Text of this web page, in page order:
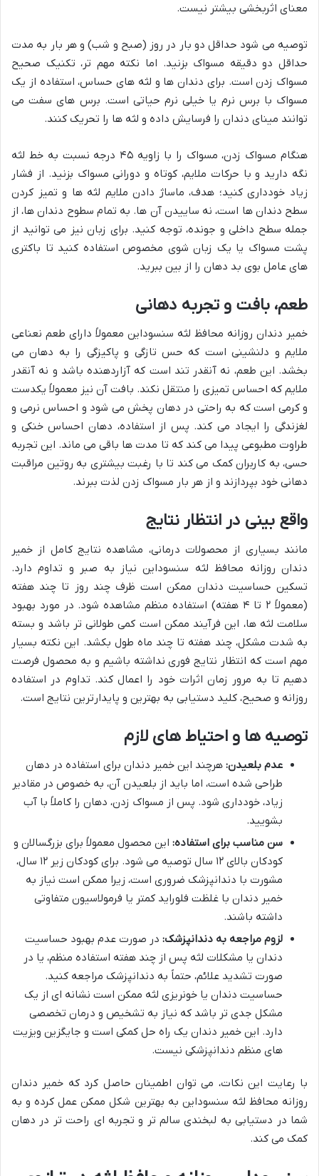
معنای اثربخشی بیشتر نیست.
توصیه می شود حداقل دو بار در روز (صبح و شب) و هر بار به مدت
حداقل دو دقیقه مسواک بزنید. اما نکته مهم تر، تکنیک صحیح
مسواک زدن است. برای دندان ها و لثه های حساس، استفاده از یک
مسواک با برس نرم یا خیلی نرم حیاتی است. برس های سفت می
توانند مینای دندان را فرسایش داده و لثه ها را تحریک کنند.
هنگام مسواک زدن، مسواک را با زاویه ۴۵ درجه نسبت به خط لثه
نگه دارید و با حرکات ملایم، کوتاه و دورانی مسواک بزنید. از فشار
زیاد خودداری کنید؛ هدف، ماساژ دادن ملایم لثه ها و تمیز کردن
سطح دندان ها است، نه ساییدن آن ها. به تمام سطوح دندان ها، از
جمله سطح داخلی و جونده، توجه کنید. برای زبان نیز می توانید از
پشت مسواک یا یک زبان شوی مخصوص استفاده کنید تا باکتری
های عامل بوی بد دهان را از بین ببرید.
طعم، بافت و تجربه دهانی
خمیر دندان روزانه محافظ لثه سنسوداین معمولاً دارای طعم نعناعی
ملایم و دلنشینی است که حس تازگی و پاکیزگی را به دهان می
بخشد. این طعم، نه آنقدر تند است که آزاردهنده باشد و نه آنقدر
ملایم که احساس تمیزی را منتقل نکند. بافت آن نیز معمولاً یکدست
و کرمی است که به راحتی در دهان پخش می شود و احساس نرمی و
لغزندگی را ایجاد می کند. پس از استفاده، دهان احساس خنکی و
طراوت مطبوعی پیدا می کند که تا مدت ها باقی می ماند. این تجربه
حسی، به کاربران کمک می کند تا با رغبت بیشتری به روتین مراقبت
دهانی خود بپردازند و از هر بار مسواک زدن لذت ببرند.
واقع بینی در انتظار نتایج
مانند بسیاری از محصولات درمانی، مشاهده نتایج کامل از خمیر
دندان روزانه محافظ لثه سنسوداین نیاز به صبر و تداوم دارد.
تسکین حساسیت دندان ممکن است ظرف چند روز تا چند هفته
(معمولاً ۲ تا ۴ هفته) استفاده منظم مشاهده شود. در مورد بهبود
سلامت لثه ها، این فرآیند ممکن است کمی طولانی تر باشد و بسته
به شدت مشکل، چند هفته تا چند ماه طول بکشد. این نکته بسیار
مهم است که انتظار نتایج فوری نداشته باشیم و به محصول فرصت
دهیم تا به مرور زمان اثرات خود را اعمال کند. تداوم در استفاده
روزانه و صحیح، کلید دستیابی به بهترین و پایدارترین نتایج است.
توصیه ها و احتیاط های لازم
عدم بلعیدن: هرچند این خمیر دندان برای استفاده در دهان
طراحی شده است، اما باید از بلعیدن آن، به خصوص در مقادیر
زیاد، خودداری شود. پس از مسواک زدن، دهان را کاملاً با آب
بشویید.
سن مناسب برای استفاده: این محصول معمولاً برای بزرگسالان و
کودکان بالای ۱۲ سال توصیه می شود. برای کودکان زیر ۱۲ سال،
مشورت با دندانپزشک ضروری است، زیرا ممکن است نیاز به
خمیر دندان با غلظت فلوراید کمتر یا فرمولاسیون متفاوتی
داشته باشند.
لزوم مراجعه به دندانپزشک: در صورت عدم بهبود حساسیت
دندان یا مشکلات لثه پس از چند هفته استفاده منظم، یا در
صورت تشدید علائم، حتماً به دندانپزشک مراجعه کنید.
حساسیت دندان یا خونریزی لثه ممکن است نشانه ای از یک
مشکل جدی تر باشد که نیاز به تشخیص و درمان تخصصی
دارد. این خمیر دندان یک راه حل کمکی است و جایگزین ویزیت
های منظم دندانپزشکی نیست.
با رعایت این نکات، می توان اطمینان حاصل کرد که خمیر دندان
روزانه محافظ لثه سنسوداین به بهترین شکل ممکن عمل کرده و به
شما در دستیابی به لبخندی سالم تر و تجربه ای راحت تر در دهان
کمک می کند.